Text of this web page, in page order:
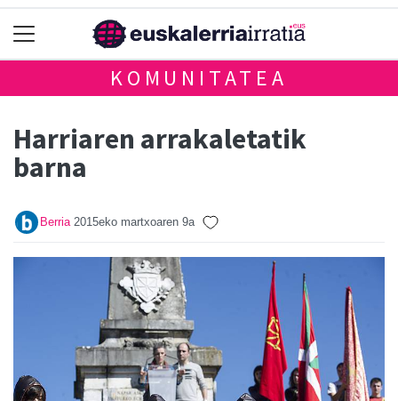
KOMUNITATEA
Harriaren arrakaletatik
barna
Berria 2015eko martxoaren 9a